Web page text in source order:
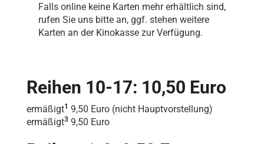
Falls online keine Karten mehr erhältlich sind,
rufen Sie uns bitte an, ggf. stehen weitere
Karten an der Kinokasse zur Verfügung.
Reihen 10-17: 10,50 Euro
ermäßigt1 9,50 Euro (nicht Hauptvorstellung)
ermäßigt3 9,50 Euro